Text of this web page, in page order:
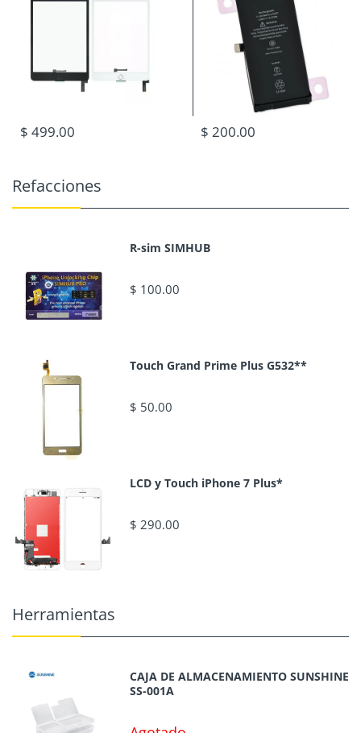
$ 499.00 $ 200.00
Refacciones
R-sim SIMHUB
$ 100.00
Touch Grand Prime Plus G532**
$ 50.00
LCD y Touch iPhone 7 Plus*
$ 290.00
Herramientas
CAJA DE ALMACENAMIENTO SUNSHINE
SS-001A